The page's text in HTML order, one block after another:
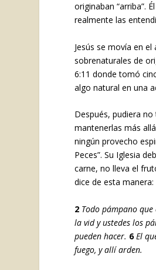
originaban “arriba”.
realmente las
Jesús se movía en
sobrenaturales de
6:11 donde tomó
algo natural en una
Después, pudiera
mantenerlas más
ningún provecho
Peces”. Su Iglesia
carne, no lleva el
dice de esta manera:
2 Todo pámpano
la vid y ustedes los
pueden hacer. 6 El
fuego, y allí arden.